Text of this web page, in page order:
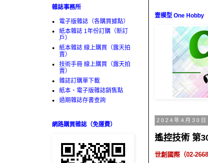
壹模型 One Hobby
2024年4月30日
遙控技術 第
世創國際（02-
雜誌事務所
電子版雜誌（各購買據點）
紙本雜誌 1年份訂購（新訂
戶）
紙本雜誌 線上購買（露天拍
賣）
技術手冊 線上購買（露天拍
賣）
雜誌訂購單下載
紙本、電子版雜誌銷售點
過期雜誌存書查詢
網路購買雜誌（免運費）